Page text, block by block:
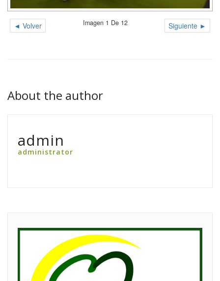
◄ Volver Siguiente ►
Imagen 1 De 12
About the author
admin
administrator